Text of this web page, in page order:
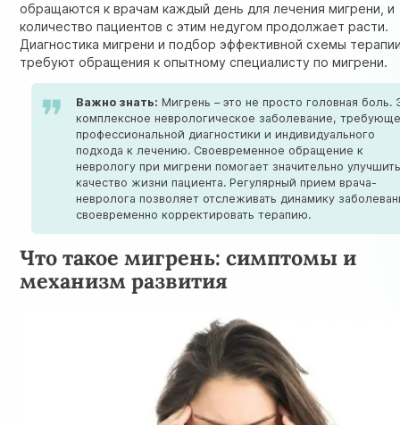
обращаются к врачам каждый день для лечения мигрени, и
количество пациентов с этим недугом продолжает расти.
Диагностика мигрени и подбор эффективной схемы
требуют обращения к опытному специалисту по мигрени.
Важно знать: Мигрень – это не просто головная боль.
комплексное неврологическое заболевание,
профессиональной диагностики и индивидуального
подхода к лечению. Своевременное обращение к
неврологу при мигрени помогает значительно
качество жизни пациента. Регулярный прием врача-
невролога позволяет отслеживать динамику
своевременно корректировать терапию.
Что такое мигрень: симптомы и
механизм развития